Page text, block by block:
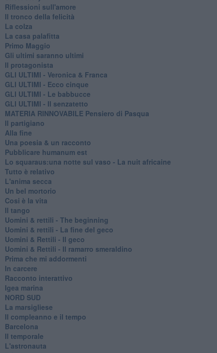
Riflessioni sull'amore
Il tronco della felicità
La colza
La casa palafitta
Primo Maggio
Gli ultimi saranno ultimi
Il protagonista
GLI ULTIMI - Veronica & Franca
GLI ULTIMI - Ecco cinque
GLI ULTIMI - Le babbucce
GLI ULTIMI - Il senzatetto
MATERIA RINNOVABILE Pensiero di Pasqua
Il partigiano
Alla fine
Una poesia & un racconto
Pubblicare humanum est
Lo squaraus:una notte sul vaso - La nuit africaine
Tutto è relativo
L'anima secca
Un bel mortorio
Cosi è la vita
Il tango
​Uomini & rettili - The beginning
​Uomini & rettili - La fine del geco
Uomini & Rettili - Il geco
Uomini & Rettili - Il ramarro smeraldino
Prima che mi addormenti
In carcere
Racconto interattivo
Igea marina
​NORD SUD
La marsigliese
Il compleanno e il tempo
Barcelona
Il temporale
L'astronauta